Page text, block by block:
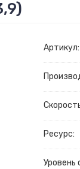
Артикул:
Ресурс:
Уровень